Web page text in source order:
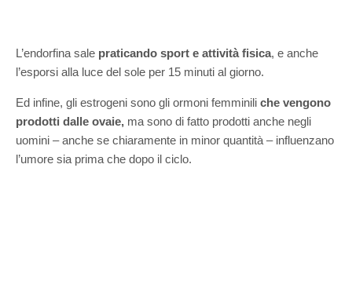
L’endorfina sale praticando sport e attività fisica, e anche
l’esporsi alla luce del sole per 15 minuti al giorno.
Ed infine, gli estrogeni sono gli ormoni femminili che vengono
prodotti dalle ovaie, ma sono di fatto prodotti anche negli
uomini – anche se chiaramente in minor quantità – influenzano
l’umore sia prima che dopo il ciclo.